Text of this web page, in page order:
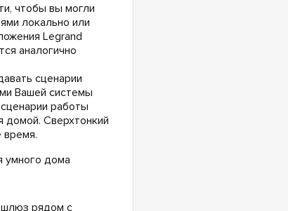
чтобы вы могли
локально или
Legrand
аналогично
сценарии
Вашей системы
работы
домой. Сверхтонкий
время.
шлюз рядом с